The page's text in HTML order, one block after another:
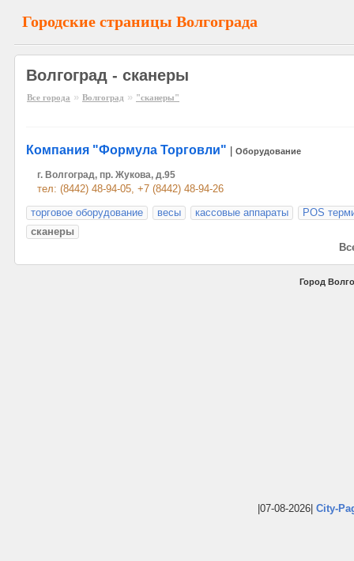
Городские страницы Волгограда
Волгоград - сканеры
Все города » Волгоград » "сканеры"
Компания "Формула Торговли" Оборудование
г. Волгоград, пр. Жукова, д.95
тел: (8442) 48-94-05, +7 (8442) 48-94-26
торговое оборудование
весы кассовые аппараты
POS
сканеры
Город
|07-08-2026| City-